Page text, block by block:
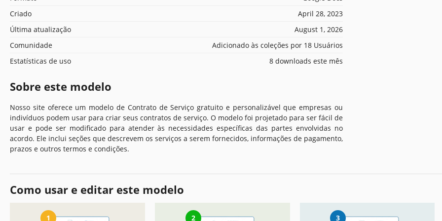
Criado
April 28, 2023
Última atualização
August 1, 2026
Comunidade
Adicionado às coleções por 18 Usuários
Estatísticas de uso
8 downloads este mês
Sobre este modelo
Nosso site oferece um modelo de Contrato de Serviço gratuito e personalizável que empresas ou
indivíduos podem usar para criar seus contratos de serviço. O modelo foi projetado para ser fácil de
usar e pode ser modificado para atender às necessidades específicas das partes envolvidas no
acordo. Ele inclui seções que descrevem os serviços a serem fornecidos, informações de pagamento,
prazos e outros termos e condições.
Como usar e editar este modelo
1 2 3